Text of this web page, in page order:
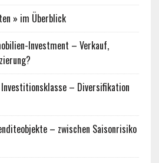
» im Überblick
Investment – Verkauf,
– Diversifikation
– zwischen Saisonrisiko